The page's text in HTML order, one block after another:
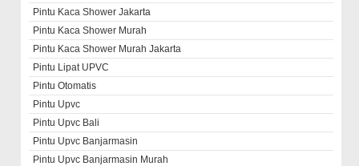
Pintu Kaca Shower Jakarta
Pintu Kaca Shower Murah
Pintu Kaca Shower Murah Jakarta
Pintu Lipat UPVC
Pintu Otomatis
Pintu Upvc
Pintu Upvc Bali
Pintu Upvc Banjarmasin
Pintu Upvc Banjarmasin Murah